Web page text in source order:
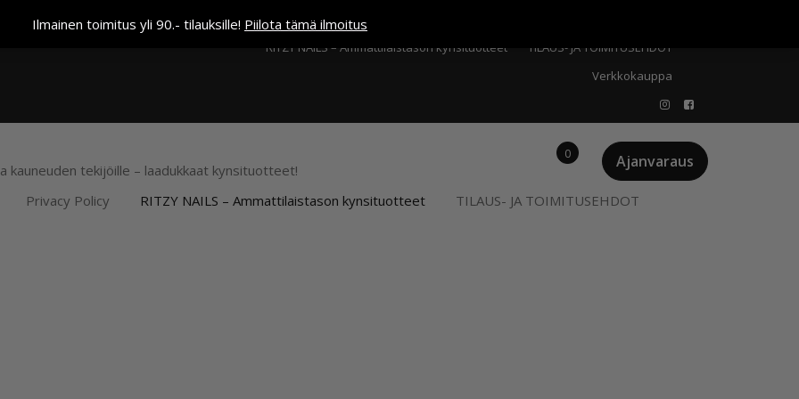
Ilmainen toimitus yli 90.- tilauksille! Piilota tämä ilmoitusKassa
RITZY NAILS – Ammattilaistason kynsituotteet
TILAUS- JA TOIMITUSEHDOT
Verkkokauppa
kauneuden tekijöille – laadukkaat kynsituotteet! Ajanvaraus
0
Privacy Policy RITZY NAILS – Ammattilaistason kynsituotteet TILAUS- JA TOIMITUSEHDOT